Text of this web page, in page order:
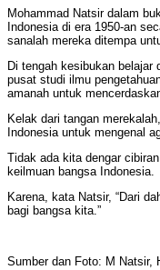
Mohammad Natsir dalam
Indonesia di era 1950-an
sanalah mereka ditempa
Di tengah kesibukan
pusat studi ilmu
amanah untuk
Kelak dari tangan
Indonesia untuk mengenal
Tidak ada kita dengar
keilmuan bangsa Indonesia.
Karena, kata Natsir, “Dari
bagi bangsa kita.”
Sumber dan Foto: M Natsir,